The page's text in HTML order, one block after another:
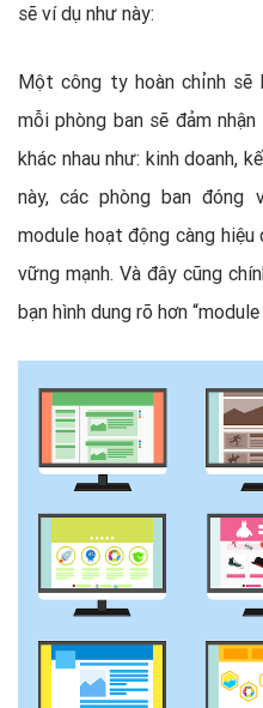
sẽ ví dụ như này:
Một công ty hoàn chỉnh sẽ
mỗi phòng ban sẽ đảm
khác nhau như: kinh doanh,
này, các phòng ban
module hoạt động càng
vững mạnh. Và đây cũng
bạn hình dung rõ hơn